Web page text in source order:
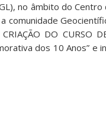
no âmbito do Centro
comunidade
DO CURSO
dos 10 Anos” e